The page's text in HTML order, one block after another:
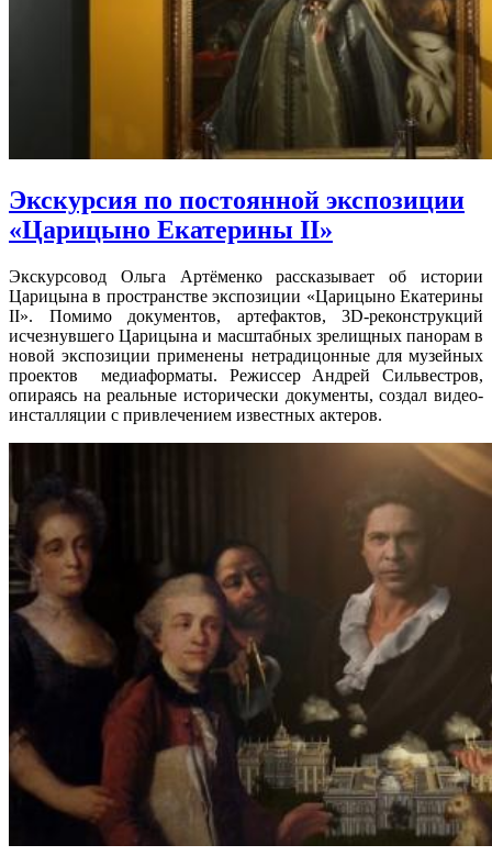
Экскурсия по постоянной экспозиции
«Царицыно Екатерины II»
Экскурсовод Ольга Артёменко рассказывает об истории
Царицына в пространстве экспозиции «Царицыно Екатерины
II». Помимо документов, артефактов, 3D-реконструкций
исчезнувшего Царицына и масштабных зрелищных панорам в
новой экспозиции применены нетрадицонные для музейных
проектов медиаформаты. Режиссер Андрей Сильвестров,
опираясь на реальные исторически документы, создал видео-
инсталляции с привлечением известных актеров.